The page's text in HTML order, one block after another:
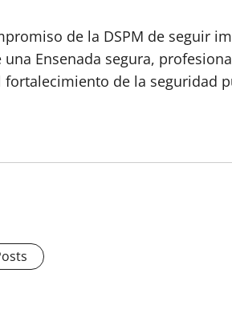
de la DSPM de seguir
Ensenada segura,
de la seguridad